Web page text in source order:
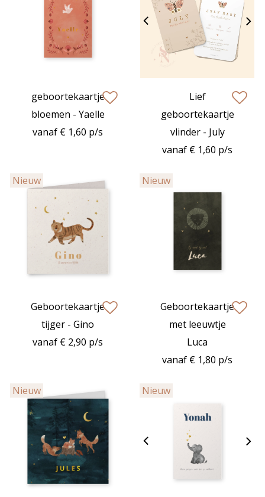
geboortekaartje
bloemen - Yaelle
vanaf € 1,60 p/s
Lief
geboortekaartje
vlinder - July
vanaf € 1,60 p/s
Nieuw
Geboortekaartje
tijger - Gino
vanaf € 2,90 p/s
Nieuw
Geboortekaartje
met leeuwtje
Luca
vanaf € 1,80 p/s
Nieuw Nieuw